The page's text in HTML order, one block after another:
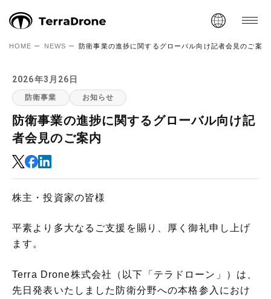
HOME NEWS 防衛事業の進捗に関するグローバル向け記者会見のご案内
2026年3月26日
防衛事業 お知らせ
防衛事業の進捗に関するグローバル向け記
者会見のご案内
株主・投資家の皆様
平素より多大なるご支援を賜り、厚く御礼申し上げ
ます。
Terra Drone株式会社（以下「テラドローン」）は、
先日発表いたしました防衛分野への本格参入におけ